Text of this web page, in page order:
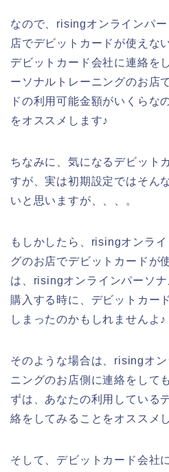
なので、risingオンラインパ
店でデビットカードが使えな
デビットカード会社に連絡を
ーソナルトレーニングのお店
ドの利用可能金額がいくらな
をオススメします♪
ちなみに、気になるデビット
すが、実は初期設定ではそん
いと思いますが、、、。
もしかしたら、risingオンラ
グのお店でデビットカードが
は、risingオンラインパーソ
購入する時に、デビットカー
しまったのかもしれませんよ♪
そのような場合は、risingオ
ニングのお店側に連絡をして
ずは、あなたの利用している
絡をしてみることをオススメ
そして、デビットカード会社